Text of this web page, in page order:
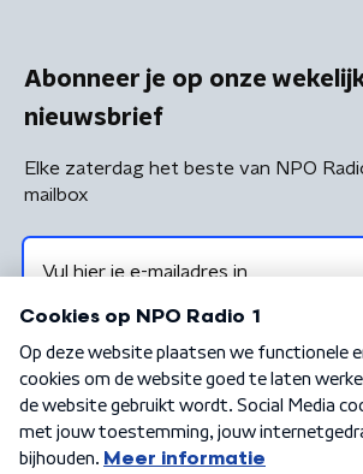
Abonneer je op onze
nieuwsbrief
Elke zaterdag het beste van NPO
mailbox
Algemene voorwaarden